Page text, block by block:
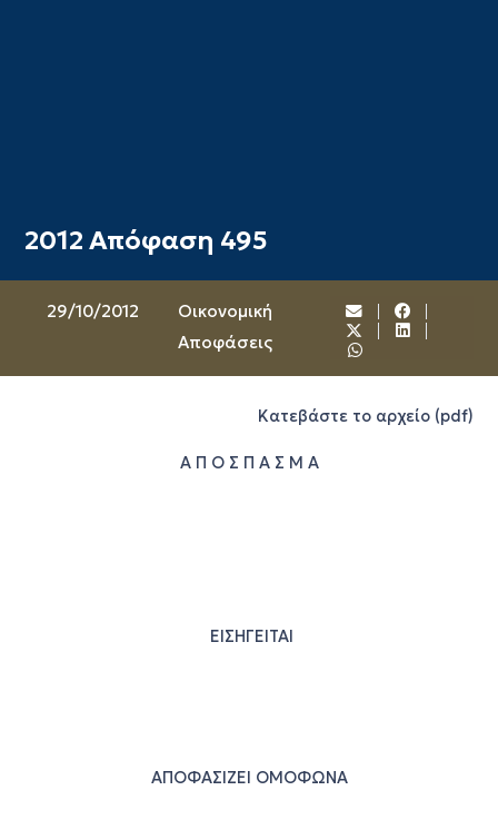
2012 Απόφαση 495
29/10/2012
Oικονομική
Αποφάσεις
Κατεβάστε το αρχείο (pdf)
Α Π Ο Σ Π Α Σ Μ Α
ΕΙΣΗΓΕΙΤΑΙ
ΑΠΟΦΑΣΙΖΕΙ ΟΜΟΦΩΝΑ